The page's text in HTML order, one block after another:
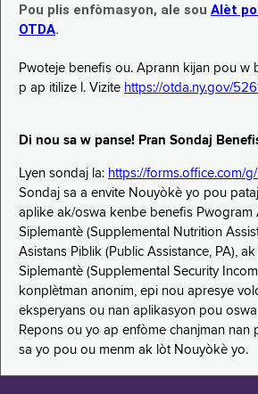
Pou plis enfòmasyon, ale sou Alèt
OTDA.
Pwoteje benefis ou. Aprann kijan pou w
p ap itilize l. Vizite https://otda.ny.gov/
Di nou sa w panse! Pran Sondaj
Lyen sondaj la: https://forms.office.com/
Sondaj sa a envite Nouyòkè yo pou
aplike ak/oswa kenbe benefis Pwogram
Siplemantè (Supplemental Nutrition
Asistans Piblik (Public Assistance, PA),
Siplemantè (Supplemental Security
konplètman anonim, epi nou apresye
eksperyans ou nan aplikasyon pou
Repons ou yo ap enfòme chanjman nan
sa yo pou ou menm ak lòt Nouyòkè yo.